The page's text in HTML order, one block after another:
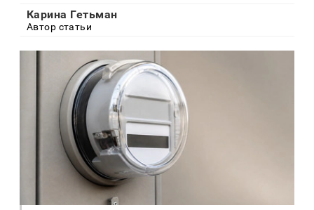
Карина Гетьман
Автор статьи